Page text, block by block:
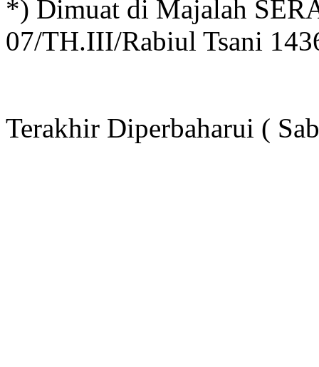
*) Dimuat di Majalah
07/TH.III/Rabiul Tsani
Terakhir Diperbaharui (